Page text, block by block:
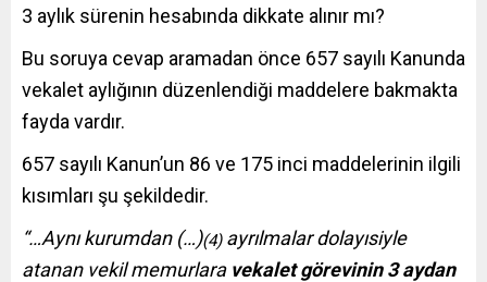
3 aylık sürenin hesabında dikkate alınır mı?
Bu soruya cevap aramadan önce 657 sayılı Kanunda
vekalet aylığının düzenlendiği maddelere bakmakta
fayda vardır.
657 sayılı Kanun’un 86 ve 175 inci maddelerinin ilgili
kısımları şu şekildedir.
“…Aynı kurumdan (…)(4)ayrılmalar dolayısiyle
atanan vekil memurlaravekalet görevinin 3 aydan